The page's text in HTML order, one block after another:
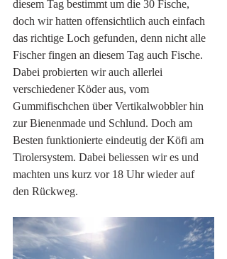
diesem Tag bestimmt um die 30 Fische,
doch wir hatten offensichtlich auch einfach
das richtige Loch gefunden, denn nicht alle
Fischer fingen an diesem Tag auch Fische.
Dabei probierten wir auch allerlei
verschiedener Köder aus, vom
Gummifischchen über Vertikalwobbler hin
zur Bienenmade und Schlund. Doch am
Besten funktionierte eindeutig der Köfi am
Tirolersystem. Dabei beliessen wir es und
machten uns kurz vor 18 Uhr wieder auf
den Rückweg.